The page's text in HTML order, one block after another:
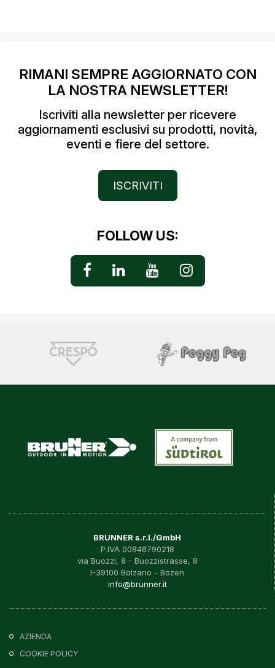
RIMANI SEMPRE AGGIORNATO CON
LA NOSTRA NEWSLETTER!
Iscriviti alla newsletter per ricevere
aggiornamenti esclusivi su prodotti, novità,
eventi e fiere del settore.
ISCRIVITI
FOLLOW US:
BRUNNER s.r.l./GmbH
P.IVA 00848790218
via Buozzi, 8 - Buozzistrasse, 8
I-39100 Bolzano - Bozen
info@brunner.it
AZIENDA
COOKIE POLICY